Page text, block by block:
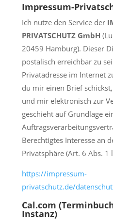
Impressum-
Ich nutze den Service der
PRIVATSCHUTZ GmbH
20459 Hamburg). Dieser
postalisch erreichbar zu
Privatadresse im Internet
du mir einen Brief
und mir elektronisch zur
geschieht auf Grundlage
Berechtigtes Interesse an
Privatsphäre (Art. 6 Abs. 1
https://impressum-
privatschutz.de/
Cal.com
Instanz)